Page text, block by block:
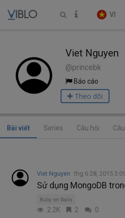
VI
Viet Nguyen
@princebk
Báo cáo
Theo dõi
Bài viết Series Câu hỏi
Viet Nguyen thg 6 28, 2015
Sử dụng MongoDB
Ruby on Rails
2.2K 2 0